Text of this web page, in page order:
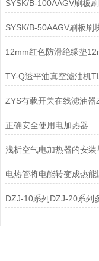
SYSK/B-100AAGV刷板
SYSK/B-50AAGV刷板刷
正确安全使用电加热器
浅析空气电加热器的安装
电热管将电能转变成热